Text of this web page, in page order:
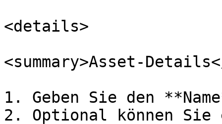
<details>
<summary>Asset-
1. Geben Sie den
2. Optional können